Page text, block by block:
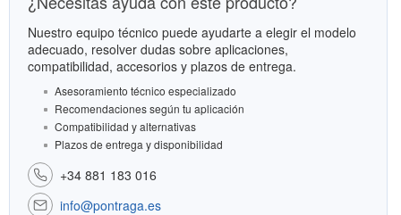
Nuestro equipo técnico puede ayudarte a elegir el modelo
adecuado, resolver dudas sobre aplicaciones,
compatibilidad, accesorios y plazos de entrega.
Asesoramiento técnico especializado
Recomendaciones según tu aplicación
Compatibilidad y alternativas
Plazos de entrega y disponibilidad
+34 881 183 016
info@pontraga.es